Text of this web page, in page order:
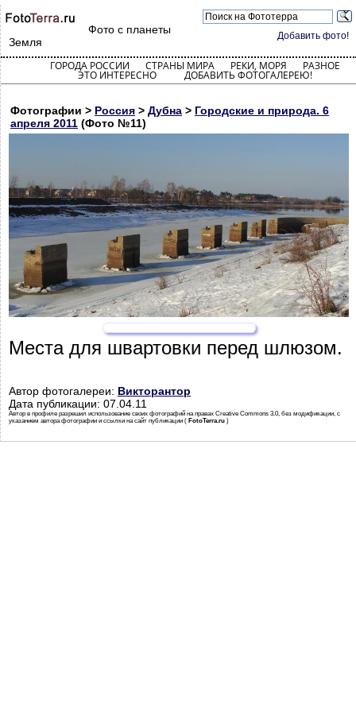
Добавить фото!
Фото с планеты
Земля
ГОРОДА РОССИИ СТРАНЫ МИРА РЕКИ, МОРЯ РАЗНОЕ
ЭТО ИНТЕРЕСНО ДОБАВИТЬ ФОТОГАЛЕРЕЮ!
Фотографии > Россия > Дубна > Городские и природа. 6
апреля 2011 (Фото №11)
Места для швартовки перед шлюзом.
Автор фотогалереи: Викторантор
Дата публикации: 07.04.11
Автор в профиле разрешил использование своих фотографий на правах Creative Commons 3.0, без модификации, с
указанием автора фотографии и ссылки на сайт публикации ( FotoTerra.ru )